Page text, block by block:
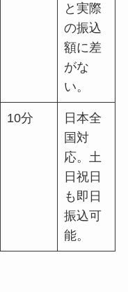
と実際
の振込
額に差
がな
い。
10分
日本全
国対
応。土
日祝日
も即日
振込可
能。